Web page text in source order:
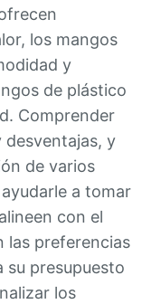
los mangos
y
de plástico
Comprender
desventajas, y
de varios
a tomar
con el
las preferencias
su presupuesto
los